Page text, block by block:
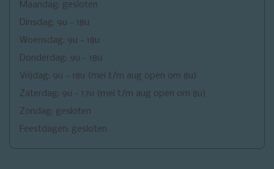
Maandag: gesloten
Dinsdag: 9u - 18u
Woensdag: 9u - 18u
Donderdag: 9u - 18u
Vrijdag: 9u - 18u (mei t/m aug open om 8u)
Zaterdag: 9u - 17u (mei t/m aug open om 8u)
Zondag: gesloten
Feestdagen: gesloten